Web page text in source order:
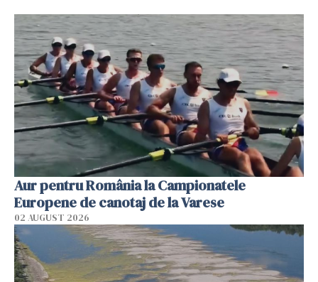
Aur pentru România la Campionatele
Europene de canotaj de la Varese
02 AUGUST 2026